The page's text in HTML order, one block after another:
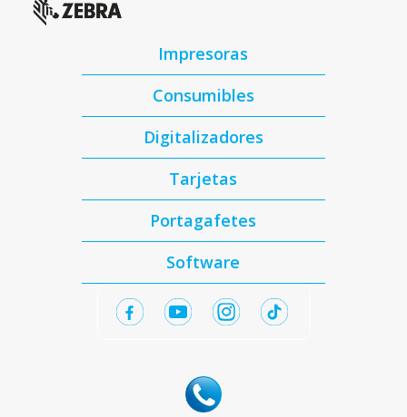
Impresoras
Consumibles
Digitalizadores
Tarjetas
Portagafetes
Software